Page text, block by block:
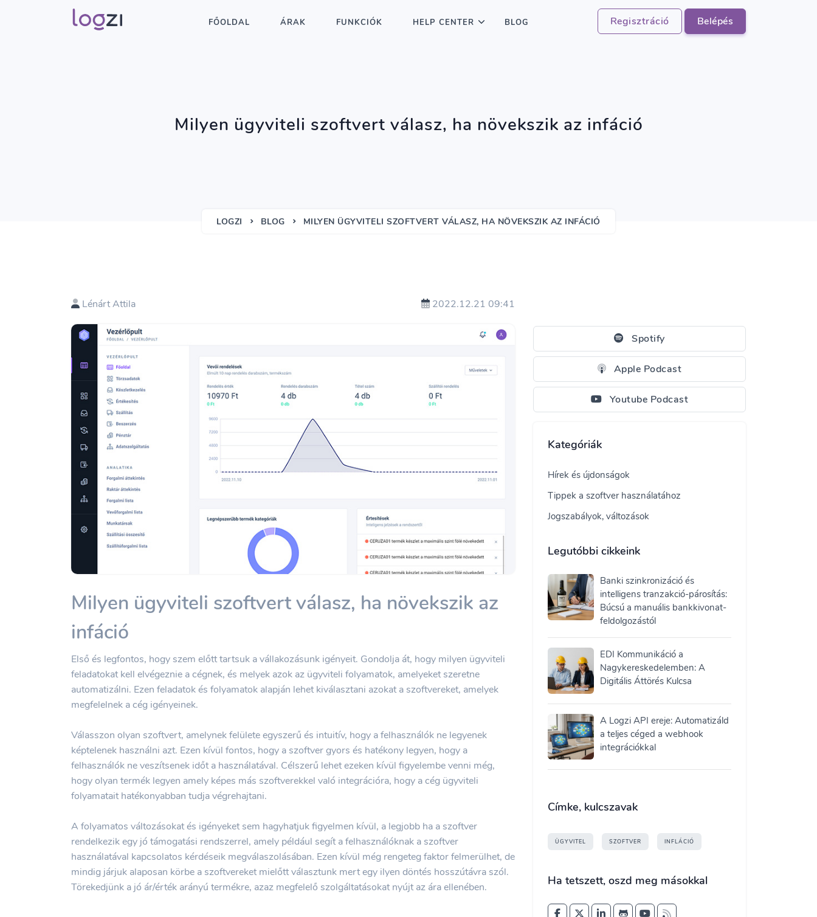
Regisztráció Belépés
FŐOLDAL ÁRAK FUNKCIÓK HELP CENTER BLOG
Milyen ügyviteli szoftvert válasz, ha növekszik az infáció
LOGZI BLOG MILYEN ÜGYVITELI SZOFTVERT VÁLASZ, HA NÖVEKSZIK AZ INFÁCIÓ
Lénárt Attila 2022.12.21 09:41
Milyen ügyviteli szoftvert válasz, ha növekszik az
infáció
Első és legfontos, hogy szem előtt tartsuk a vállakozásunk igényeit. Gondolja át, hogy milyen ügyviteli
feladatokat kell elvégeznie a cégnek, és melyek azok az ügyviteli folyamatok, amelyeket szeretne
automatizálni. Ezen feladatok és folyamatok alapján lehet kiválasztani azokat a szoftvereket, amelyek
megfelelnek a cég igényeinek.
Válasszon olyan szoftvert, amelynek felülete egyszerű és intuitív, hogy a felhasználók ne legyenek
képtelenek használni azt. Ezen kívül fontos, hogy a szoftver gyors és hatékony legyen, hogy a
felhasználók ne veszítsenek időt a használatával. Célszerű lehet ezeken kívül figyelembe venni még,
hogy olyan termék legyen amely képes más szoftverekkel való integrációra, hogy a cég ügyviteli
folyamatait hatékonyabban tudja végrehajtani.
A folyamatos változásokat és igényeket sem hagyhatjuk figyelmen kívül, a legjobb ha a szoftver
rendelkezik egy jó támogatási rendszerrel, amely például segít a felhasználóknak a szoftver
használatával kapcsolatos kérdéseik megválaszolásában. Ezen kívül még rengeteg faktor felmerülhet, de
mindig járjuk alaposan körbe a szoftvereket mielőtt választunk mert egy ilyen döntés hosszútávra szól.
Törekedjünk a jó ár/érték arányú termékre, azaz megfelelő szolgáltatásokat nyújt az ára ellenében.
Spotify
Apple Podcast
Youtube Podcast
Kategóriák
Hírek és újdonságok
Tippek a szoftver használatához
Jogszabályok, változások
Legutóbbi cikkeink
Banki szinkronizáció és
intelligens tranzakció-párosítás:
Búcsú a manuális bankkivonat-
feldolgozástól
EDI Kommunikáció a
Nagykereskedelemben: A
Digitális Áttörés Kulcsa
A Logzi API ereje: Automatizáld
a teljes céged a webhook
integrációkkal
Címke, kulcszavak
ÜGYVITEL SZOFTVER INFLÁCIÓ
Ha tetszett, oszd meg másokkal